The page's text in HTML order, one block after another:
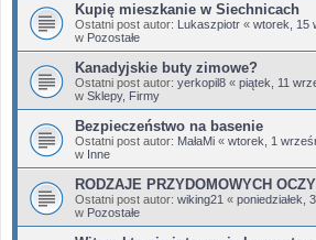
Kupię mieszkanie w Siechnicach
Ostatni post autor: Lukaszpiotr « wtorek, 15
w Pozostałe
Kanadyjskie buty zimowe?
Ostatni post autor: yerkopil8 « piątek, 11
w Sklepy, Firmy
Bezpieczeństwo na basenie
Ostatni post autor: MałaMi « wtorek, 1
w Inne
RODZAJE PRZYDOMOWYCH
Ostatni post autor: wiking21 « poniedziałek,
w Pozostałe